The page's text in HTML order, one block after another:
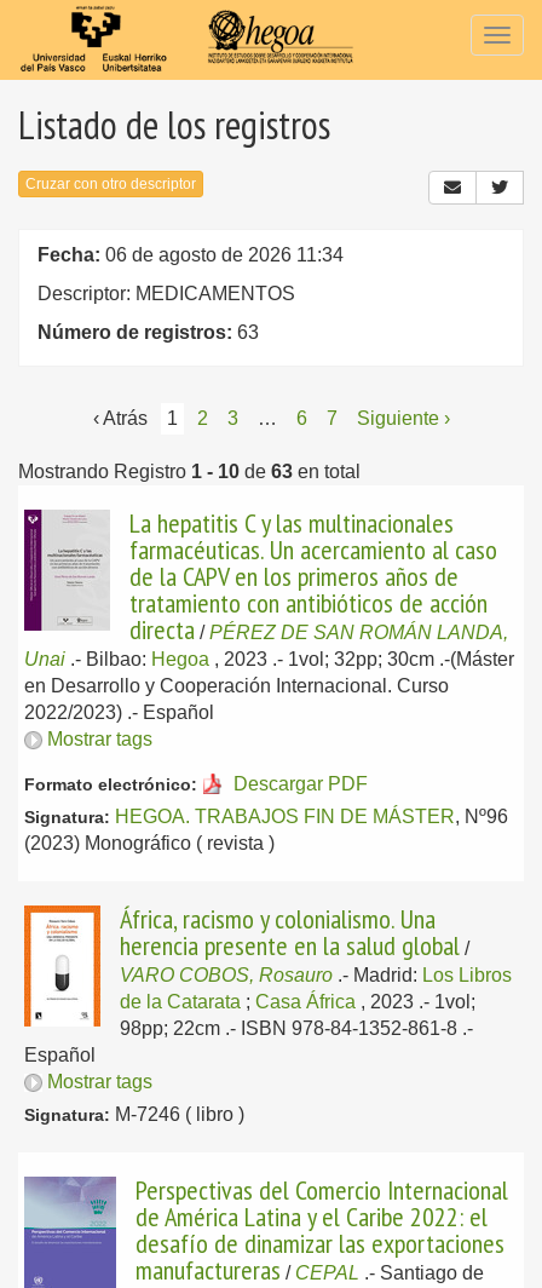
Listado de los registros
Cruzar con otro descriptor
Fecha: 06 de agosto de 2026 11:34
Descriptor: MEDICAMENTOS
Número de registros: 63
‹ Atrás 1 2 3 … 6 7 Siguiente ›
Mostrando Registro 1 - 10 de 63 en total
La hepatitis C y las multinacionales
farmacéuticas. Un acercamiento al caso
de la CAPV en los primeros años de
tratamiento con antibióticos de acción
directa /PÉREZ DE SAN ROMÁN LANDA,
Unai .- Bilbao: Hegoa , 2023 .- 1vol; 32pp; 30cm .-(Máster
en Desarrollo y Cooperación Internacional. Curso
2022/2023) .- Español
Mostrar tags
Formato electrónico: Descargar PDF
Signatura: HEGOA. TRABAJOS FIN DE MÁSTER, Nº96
(2023) Monográfico ( revista )
África, racismo y colonialismo. Una
herencia presente en la salud global /
VARO COBOS, Rosauro .- Madrid: Los Libros
de la Catarata ; Casa África , 2023 .- 1vol;
98pp; 22cm .- ISBN 978-84-1352-861-8 .-
Español
Mostrar tags
Signatura: M-7246 ( libro )
Perspectivas del Comercio Internacional
de América Latina y el Caribe 2022: el
desafío de dinamizar las exportaciones
manufactureras / CEPAL .- Santiago de